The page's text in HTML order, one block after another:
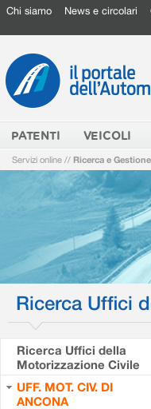
Chi siamo News e circolari
PATENTI VEICOLI
Servizi online // Ricerca e
Ricerca Uffici
Ricerca Uffici della
Motorizzazione Civile
UFF. MOT. CIV. DI
ANCONA